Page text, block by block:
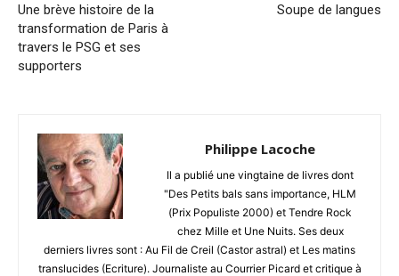
Une brève histoire de la
transformation de Paris à
travers le PSG et ses
supporters
Soupe de langues
Philippe Lacoche
Il a publié une vingtaine de livres dont
"Des Petits bals sans importance, HLM
(Prix Populiste 2000) et Tendre Rock
chez Mille et Une Nuits. Ses deux
derniers livres sont : Au Fil de Creil (Castor astral) et Les matins
translucides (Ecriture). Journaliste au Courrier Picard et critique à